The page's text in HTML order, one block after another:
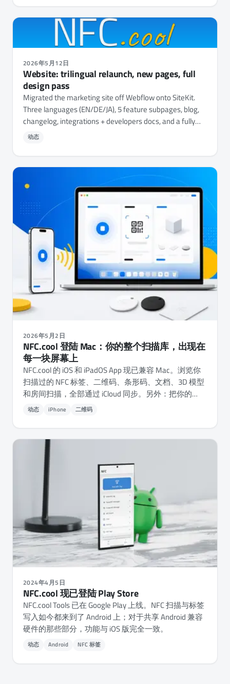
2026年5月12日
Website: trilingual relaunch, new pages, full
design pass
Migrated the marketing site off Webflow onto SiteKit.
Three languages (EN/DE/JA), 5 feature subpages, blog,
changelog, integrations + developers docs, and a fully
unified design system.
动态
2026年5月2日
NFC.cool 登陆 Mac：你的整个扫描库，出现在
每一块屏幕上
NFC.cool 的 iOS 和 iPadOS App 现已兼容 Mac。浏览你
扫描过的 NFC 标签、二维码、条形码、文档、3D 模型
和房间扫描，全部通过 iCloud 同步。另外：把你的
Mac 摄像头当作二维码和条形码扫描器来用。
动态 iPhone 二维码
2024年4月5日
NFC.cool 现已登陆 Play Store
NFC.cool Tools 已在 Google Play 上线。NFC 扫描与标签
写入如今都来到了 Android 上；对于共享 Android 兼容
硬件的那些部分，功能与 iOS 版完全一致。
动态 Android NFC 标签